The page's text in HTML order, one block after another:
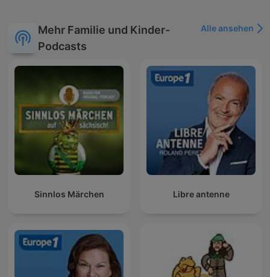
Mehr Familie und Kinder-
Podcasts
Alle ansehen
Sinnlos Märchen Libre antenne